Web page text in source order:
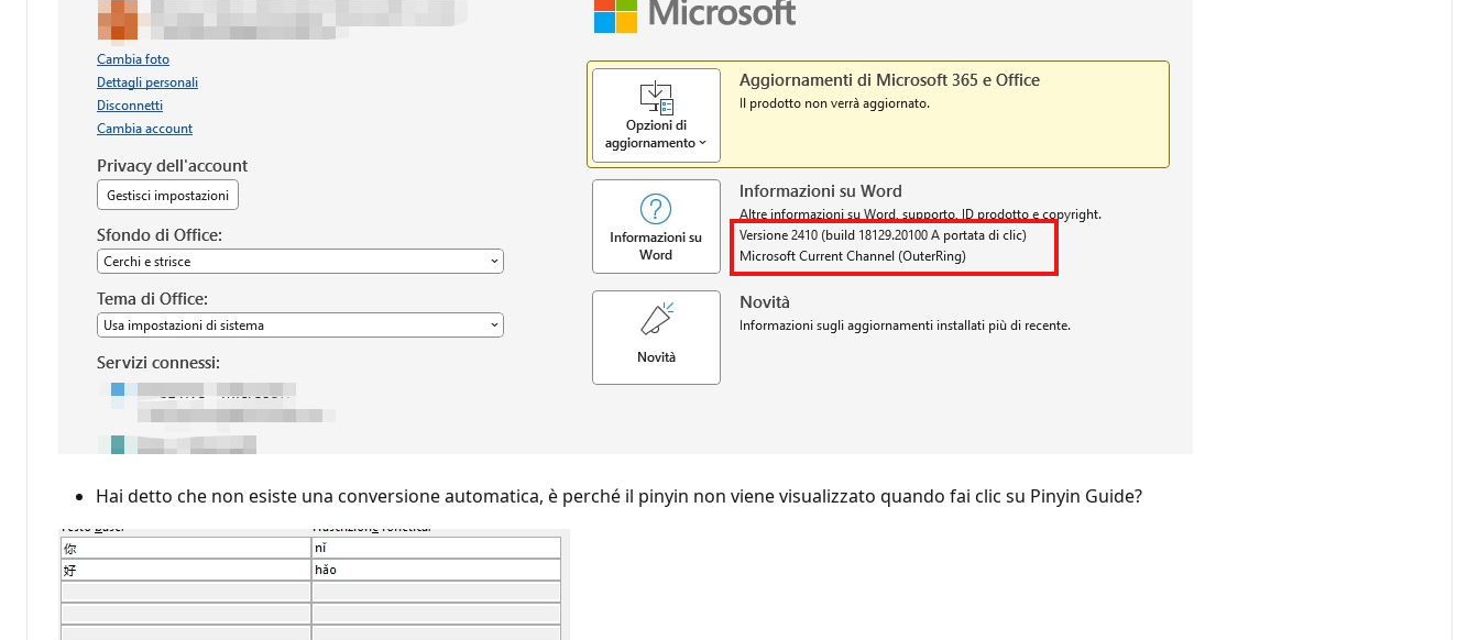
Hai detto che non esiste una conversione automatica, è perché il pinyin non viene visualizzato quando fai clic su Pinyin Guide?